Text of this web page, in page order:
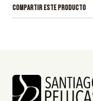
COMPARTIR ESTE PRODUCTO